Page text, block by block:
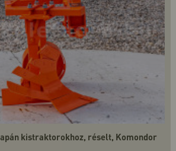
kistraktorokhoz, réselt, Komondor